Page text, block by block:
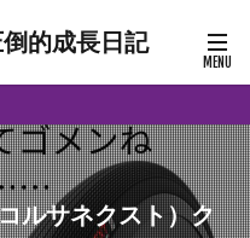
的成長日記
ルサネクスト）ク